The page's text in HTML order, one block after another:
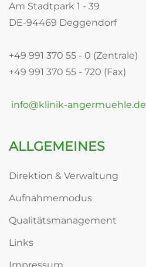
Am Stadtpark 1 - 39
DE-94469 Deggendorf
+49 991 370 55 - 0 (Zentrale)
+49 991 370 55 - 720 (Fax)
info@klinik-angermuehle.de
ALLGEMEINES
Direktion & Verwaltung
Aufnahmemodus
Qualitätsmanagement
Links